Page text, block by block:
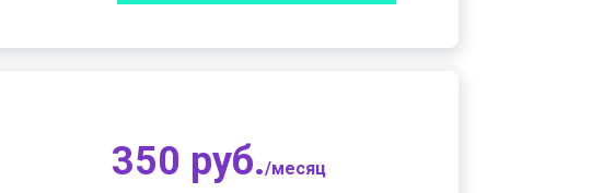
350 руб./месяц